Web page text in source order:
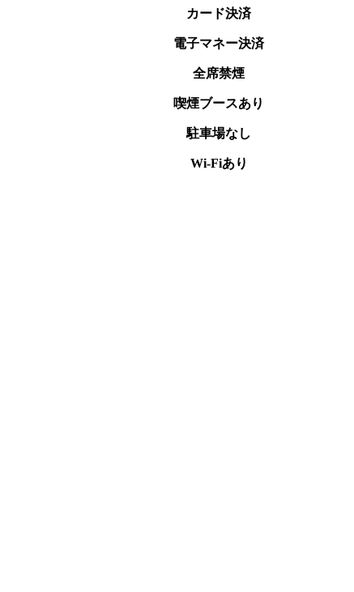
カード決済
電子マネー決済
全席禁煙
喫煙ブースあり
駐車場なし
Wi-Fiあり